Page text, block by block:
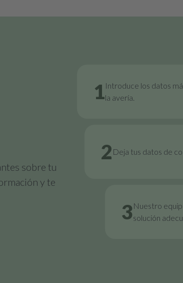
sobre tu
y te
1Introduce los datos
la avería.
2 Deja tus datos de
3 Nuestro
solución